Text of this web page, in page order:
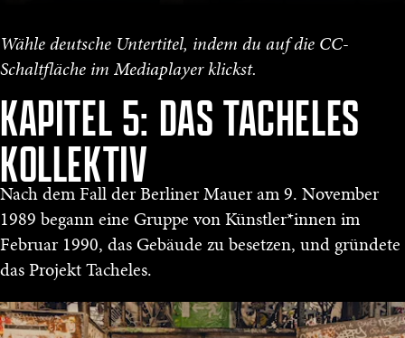
Wähle deutsche Untertitel, indem du auf die CC-
Schaltfläche im Mediaplayer klickst.
KAPITEL 5: DAS TACHELES
KOLLEKTIV
Nach dem Fall der Berliner Mauer am 9. November
1989 begann eine Gruppe von Künstler*innen im
Februar 1990, das Gebäude zu besetzen, und gründete
das Projekt Tacheles.